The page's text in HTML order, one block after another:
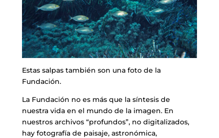
Estas salpas también son una foto de la
Fundación.
La Fundación no es más que la síntesis de
nuestra vida en el mundo de la imagen. En
nuestros archivos “profundos”, no digitalizados,
hay fotografía de paisaje, astronómica,